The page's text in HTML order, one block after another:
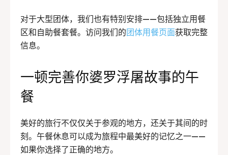
对于大型团体，我们也有特别安排——包括独立用餐
区和自助餐套餐。访问我们的团体用餐页面获取完整
信息。
一顿完善你婆罗浮屠故事的午
餐
美好的旅行不仅仅关于参观的地方，还关于其间的时
刻。午餐休息可以成为旅程中最美好的记忆之一——
如果你选择了正确的地方。